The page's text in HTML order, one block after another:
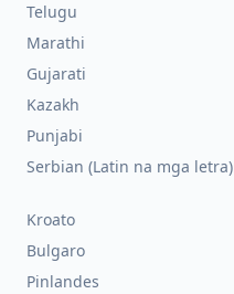
Telugu
Marathi
Gujarati
Kazakh
Punjabi
Serbian (Latin na mga letra)
Kroato
Bulgaro
Pinlandes